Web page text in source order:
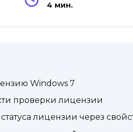
4 мин.
Windows 7
проверки лицензии
лицензии через